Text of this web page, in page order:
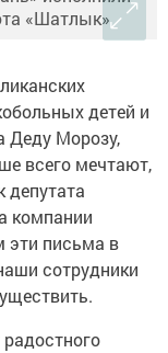
детей и
Деду Морозу,
всего мечтают,
депутата
компании
письма в
сотрудники